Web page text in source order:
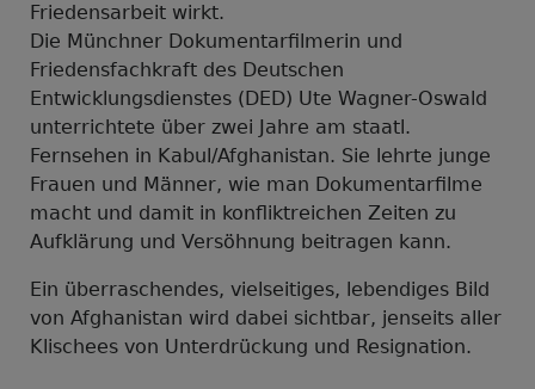
Friedensarbeit wirkt.
Die Münchner Dokumentarfilmerin und
Friedensfachkraft des Deutschen
Entwicklungsdienstes (DED) Ute Wagner-Oswald
unterrichtete über zwei Jahre am staatl.
Fernsehen in Kabul/Afghanistan. Sie lehrte junge
Frauen und Männer, wie man Dokumentarfilme
macht und damit in konfliktreichen Zeiten zu
Aufklärung und Versöhnung beitragen kann.
Ein überraschendes, vielseitiges, lebendiges Bild
von Afghanistan wird dabei sichtbar, jenseits aller
Klischees von Unterdrückung und Resignation.